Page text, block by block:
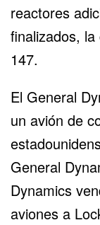
reactores
finalizados,
147.
El General
un avión de
General
Dynamics
aviones a